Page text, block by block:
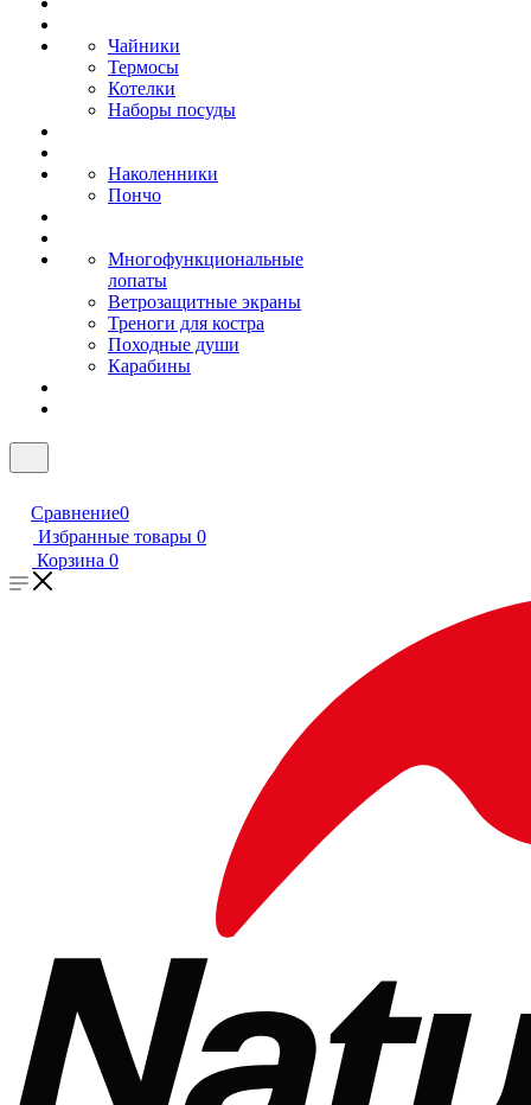
Чайники
Термосы
Котелки
Наборы посуды
Наколенники
Пончо
Многофункциональные
лопаты
Ветрозащитные экраны
Треноги для костра
Походные души
Карабины
Сравнение0
Избранные товары 0
Корзина 0